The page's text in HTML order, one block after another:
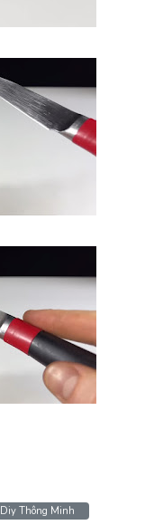
Diy Thông Minh